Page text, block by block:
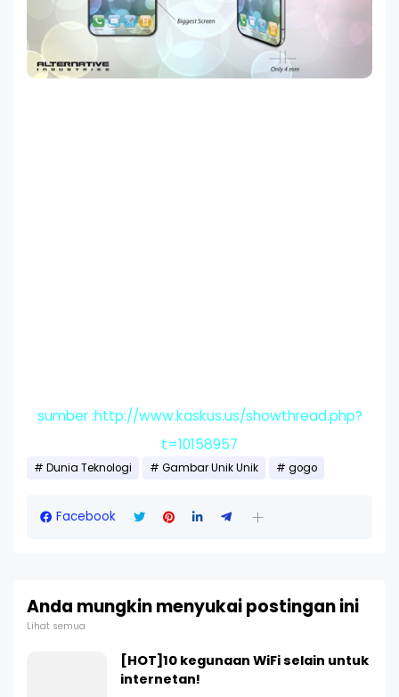
sumber :http://www.kaskus.us/showthread.php?
t=10158957
Dunia Teknologi Gambar Unik Unik gogo
Facebook
Anda mungkin menyukai postingan ini
Lihat semua
[HOT]10 kegunaan WiFi selain untuk
internetan!